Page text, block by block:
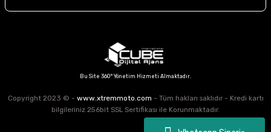
Bu Site 360° Yönetim Hizmeti Almaktadır.
Copyright 2023 © - www.xtremmoto.com - Tüm hakları saklıdır - Kredi kartı
bilgileriniz 256bit SSL Sertifikası ile Korunmaktadır.